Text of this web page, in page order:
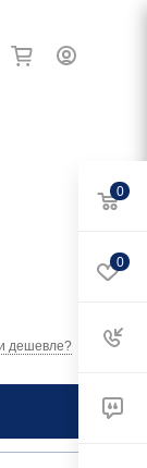
дешевле?
0
0